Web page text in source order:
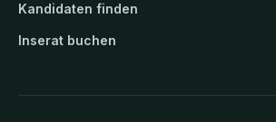
Kandidaten finden
Inserat buchen